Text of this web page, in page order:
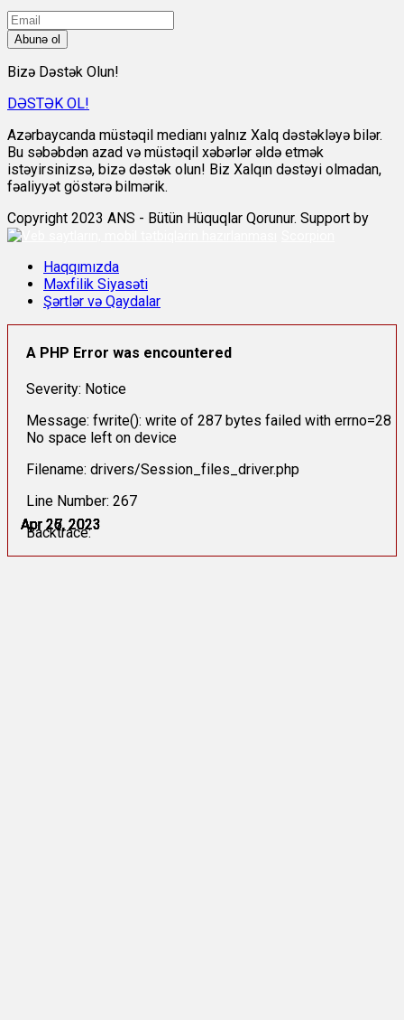
Apr 25, 2023
Apr 26, 2023
Apr 26, 2023
Apr 26, 2023
Apr 27, 2023
Apr 27, 2023
Abunə ol
Bizə Dəstək Olun!
DƏSTƏK OL!
Azərbaycanda müstəqil medianı yalnız Xalq dəstəkləyə bilər.
Bu səbəbdən azad və müstəqil xəbərlər əldə etmək
istəyirsinizsə, bizə dəstək olun! Biz Xalqın dəstəyi olmadan,
fəaliyyət göstərə bilmərik.
Copyright 2023 ANS - Bütün Hüquqlar Qorunur. Support by
Haqqımızda
Məxfilik Siyasəti
Şərtlər və Qaydalar
A PHP Error was encountered
Severity: Notice
Message: fwrite(): write of 287 bytes failed with errno=28
No space left on device
Filename: drivers/Session_files_driver.php
Line Number: 267
Backtrace: